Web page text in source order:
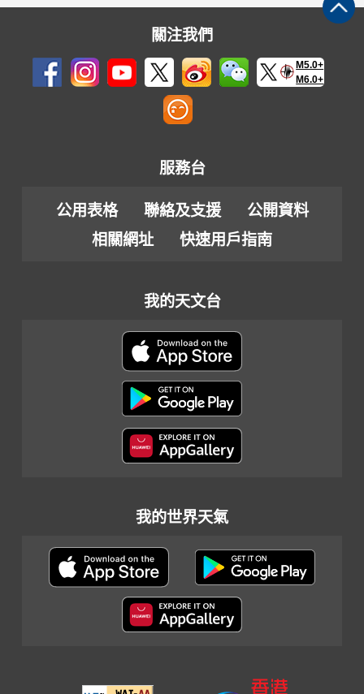
關注我們
M5.0+
M6.0+
服務台
公用表格 聯絡及支援
公開資料
相關網址
快速用戶指南
我的天文台
我的世界天氣